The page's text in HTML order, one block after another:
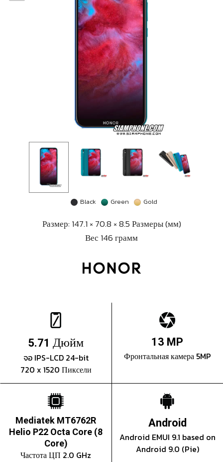
Black Green Gold
Размер: 147.1 × 70.8 × 8.5 Размеры (мм)
Вес 146 грамм
5.71 Дюйм
จอ IPS-LCD 24-bit
720 x 1520 Пиксели
13 MP
Фронтальная камера 5MP
Mediatek MT6762R
Helio P22 Octa Core (8
Core)
Частота ЦП 2.0 GHz
Android
Android EMUI 9.1 based on
Android 9.0 (Pie)